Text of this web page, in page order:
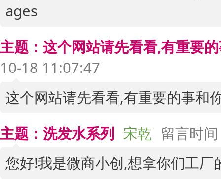
ages
主题：这个网站请先看看,有重要
10-18 11:07:47
这个网站请先看看,有重要的事和
主题：洗发水系列 宋乾 留言时
您好!我是微商小创,想拿你们工厂